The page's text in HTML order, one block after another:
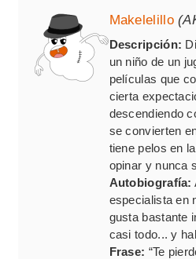
Makelelillo
Descripción:
un niño de un
películas que
cierta
descendiendo
se convierten
tiene pelos en
opinar y nunca
Autobiografía:
especialista en
gusta bastante
casi todo... y
Frase: “Te